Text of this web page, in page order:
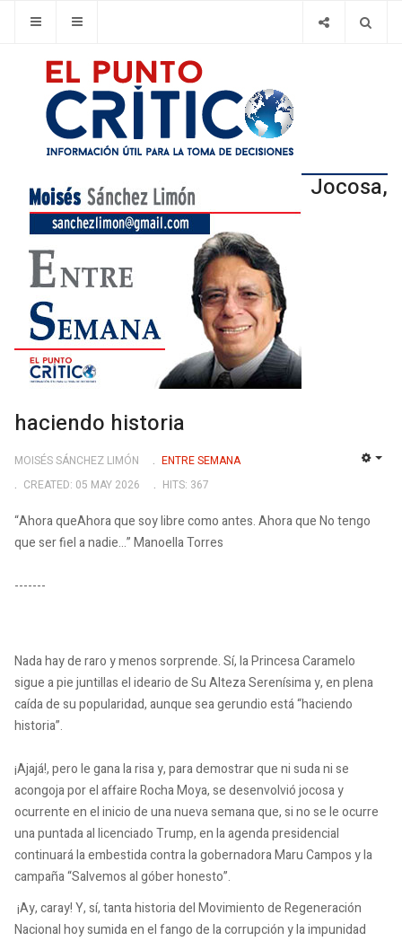
Jocosa,
haciendo historia
MOISÉS SÁNCHEZ LIMÓN
ENTRE SEMANA
CREATED: 05 MAY 2026
HITS: 367
“Ahora queAhora que soy libre como antes. Ahora que No tengo
que ser fiel a nadie…” Manoella Torres
-------
Nada hay de raro y menos sorprende. Sí, la Princesa Caramelo
sigue a pie juntillas el ideario de Su Alteza Serenísima y, en plena
caída de su popularidad, aunque sea gerundio está “haciendo
historia”.
¡Ajajá!, pero le gana la risa y, para demostrar que ni suda ni se
acongoja por el affaire Rocha Moya, se desenvolvió jocosa y
ocurrente en el inicio de una nueva semana que, si no se le ocurre
una puntada al licenciado Trump, en la agenda presidencial
continuará la embestida contra la gobernadora Maru Campos y la
campaña “Salvemos al góber honesto”.
¡Ay, caray! Y, sí, tanta historia del Movimiento de Regeneración
Nacional hoy sumida en el fango de la corrupción y la impunidad